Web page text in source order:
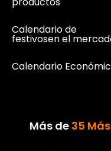
Calendario de
festivosen el
Calendario
Más de 35